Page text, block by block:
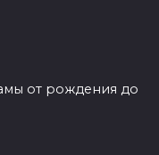
от рождения до